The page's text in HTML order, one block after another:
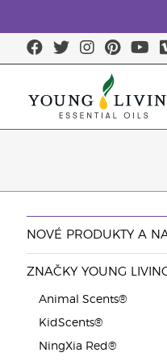
NOVÉ PRODUKTY A
ZNAČKY YOUNG
Animal Scents®
KidScents®
NingXia Red®